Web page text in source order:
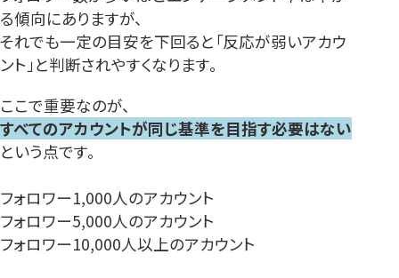
る傾向にありますが、
それでも一定の目安を下回ると「反応が弱いアカウ
ント」と判断されやすくなります。
ここで重要なのが、
すべてのアカウントが同じ基準を目指す必要はない
という点です。
フォロワー1,000人のアカウント
フォロワー5,000人のアカウント
フォロワー10,000人以上のアカウント